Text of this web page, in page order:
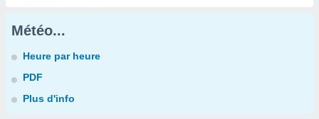
Météo...
Heure par heure
PDF
Plus d'info